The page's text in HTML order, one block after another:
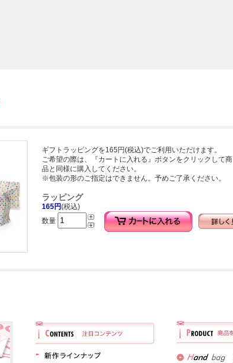
ギフトラッピングを165円(税込)でご利用いただけます。
ご希望の際は、『カートに入れる』ボタンをクリックして商
品と同様に購入してください。
※包装の形のご指定はできません。予めご了承ください。
ラッピング
165円(税込)
数量